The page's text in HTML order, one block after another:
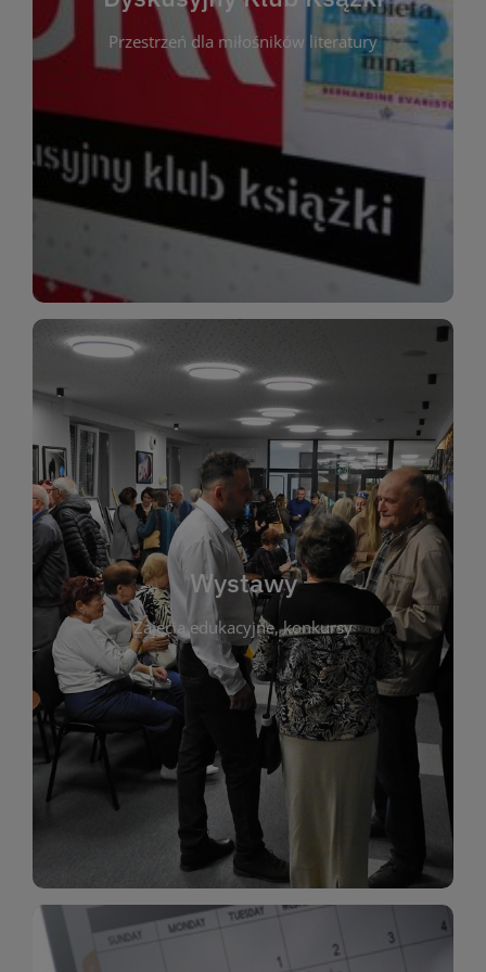
Przestrzeń dla miłośników literatury
Dyskusyjny Klub Ksążki
Dyskusyjny Klub Książki to przestrzeń dla
miłośników literatury, którzy lubią dzielić się
opiniami i emocjami po lekturze. Spotykamy się
regularnie, by rozmawiać o wybranych tytułach z
różnych gatunków literackich. Każde spotkanie to
okazja do inspirującej dyskusji, wymiany
Wystawy
Zajęcia edukacyjne, konkursy
Wystawy
Biblioteka organizuje prezentujące zarówno
sztukę lokalnych twórców, jak i zbiory tematyczne.
W tej sekcji znajdziesz informacje o aktualnych
ekspozycjach oraz archiwum wystaw z
poprzednich lat. Prezentowane prace obejmują
malarstwo, fotografię, rękodzieło i inne formy
artystyczne. Każda wystawa to wyjątkowa okazja
do kontaktu z kulturą i sztuką w przestrzeni
biblioteki. Serdecznie zapraszamy wszystkich
miłośników estetycznych doznań!
WIĘCEJ